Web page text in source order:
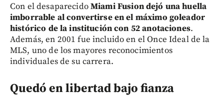
Con el desaparecidoMiami Fusion dejó una huella
imborrable al convertirse en el máximo goleador
histórico de la institución con 52 anotaciones.
Además, en 2001 fue incluido en el Once Ideal de la
MLS, uno de los mayores reconocimientos
individuales de su carrera.
Quedó en libertad bajo fianza